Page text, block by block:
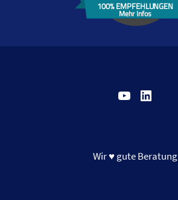
100% EMPFEHLUNGEN
Mehr Infos
YouTube LinkedIn
Wir ♥ gute Beratung